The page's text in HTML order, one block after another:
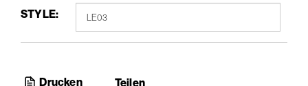
STYLE:
Drucken Teilen